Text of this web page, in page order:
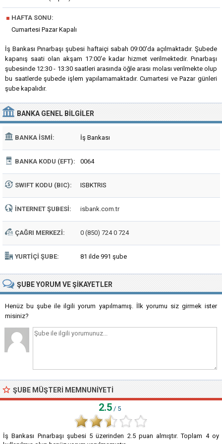
■ HAFTA SONU:
Cumartesi Pazar Kapalı
İş Bankası Pınarbaşı şubesi haftaiçi sabah 09:00'da açılmaktadır. Şubede
kapanış saati olan akşam 17:00'e kadar hizmet verilmektedir. Pınarbaşı
şubesinde 12:30 - 13:30 saatleri arasında öğle arası molası verilmekte olup
bu saatlerde şubede işlem yapılamamaktadır. Cumartesi ve Pazar günleri
şube kapalıdır.
BANKA GENEL BILGILER
BANKA İSMI: İş Bankası
BANKA KODU (EFT): 0064
SWIFT KODU (BIC): ISBKTRIS
İNTERNET ŞUBESI: isbank.com.tr
ÇAĞRI MERKEZI: 0 (850) 724 0 724
YURTIÇI ŞUBE: 81 ilde 991 şube
ŞUBEYORUM VE ŞIKAYETLER
Henüz bu şube ile ilgili yorum yapılmamış. İlk yorumu siz girmek ister
misiniz?
ŞUBE MÜŞTERI MEMNUNIYETI
2.5 / 5
İş Bankası Pınarbaşı şubesi 5 üzerinden 2.5puan almıştır. Toplam 4oy